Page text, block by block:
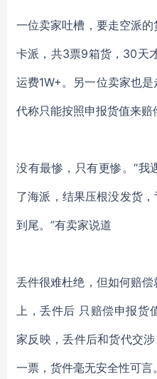
一位卖家吐槽，要走空派
卡派，共3票9箱货，30天
运费1W+。另一位卖家也
代称只能按照申报货值来赔
没有最惨，只有更惨。“我
了海派，结果压根没发货
到尾。”有卖家说道
丢件很难杜绝，但如何赔
上，丢件后 只赔偿申报货
家反映，丢件后和货代交
一票，货件毫无安全性可言。